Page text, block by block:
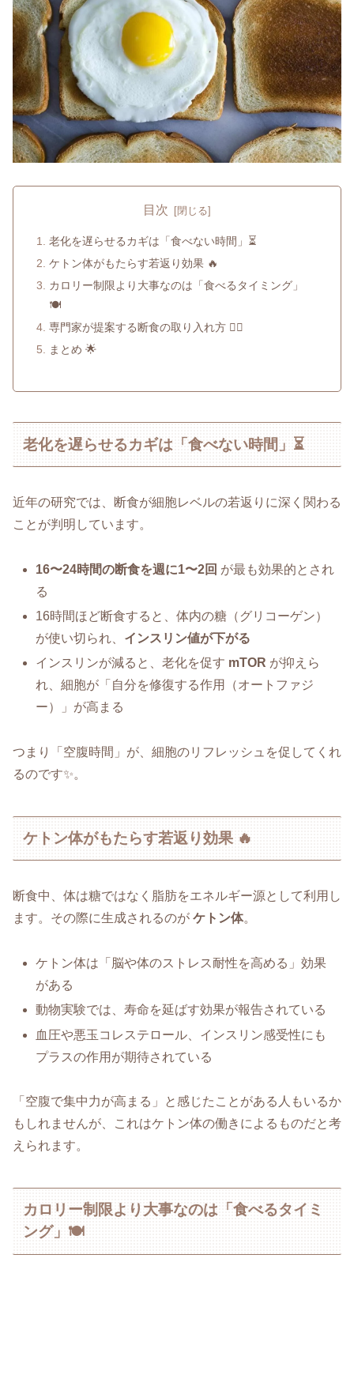
目次
老化を遅らせるカギは「食べない時間」⏳
ケトン体がもたらす若返り効果 🔥
カロリー制限より大事なのは「食べるタイミング」
🍽️
専門家が提案する断食の取り入れ方 🧑‍⚕️
まとめ 🌟
老化を遅らせるカギは「食べない時間」⏳
近年の研究では、断食が細胞レベルの若返りに深く関わる
ことが判明しています。
16〜24時間の断食を週に1〜2回 が最も効果的とされ
る
16時間ほど断食すると、体内の糖（グリコーゲン）
が使い切られ、 インスリン値が下がる
インスリンが減ると、老化を促す mTOR が抑えら
れ、細胞が「自分を修復する作用（オートファジ
ー）」が高まる
つまり「空腹時間」が、細胞のリフレッシュを促してくれ
るのです✨。
ケトン体がもたらす若返り効果 🔥
断食中、体は糖ではなく脂肪をエネルギー源として利用し
ます。その際に生成されるのが ケトン体。
ケトン体は「脳や体のストレス耐性を高める」効果
がある
動物実験では、寿命を延ばす効果が報告されている
血圧や悪玉コレステロール、インスリン感受性にも
プラスの作用が期待されている
「空腹で集中力が高まる」と感じたことがある人もいるか
もしれませんが、これはケトン体の働きによるものだと考
えられます。
カロリー制限より大事なのは「食べるタイミ
ング」🍽️